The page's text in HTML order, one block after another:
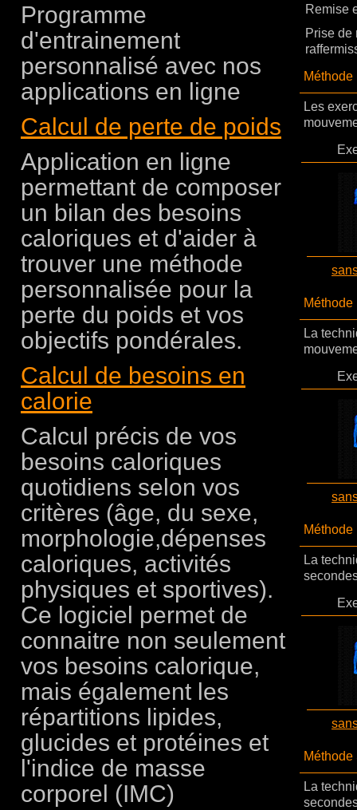
Programme
d'entrainement
personnalisé avec nos
applications en ligne
Calcul de perte de poids
Application en ligne
permettant de composer
un bilan des besoins
caloriques et d'aider à
trouver une méthode
personnalisée pour la
perte du poids et vos
objectifs pondérales.
Calcul de besoins en
calorie
Calcul précis de vos
besoins caloriques
quotidiens selon vos
critères (âge, du sexe,
morphologie,dépenses
caloriques, activités
physiques et sportives).
Ce logiciel permet de
connaitre non seulement
vos besoins calorique,
mais également les
répartitions lipides,
glucides et protéines et
l'indice de masse
corporel (IMC)
Remise
Prise de
Les
Méthode
La
La
Méthode
La